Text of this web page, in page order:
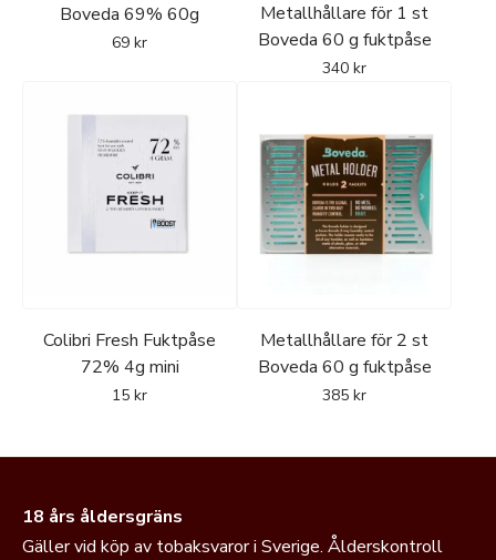
Boveda 69% 60g
69 kr
Metallhållare för 1 st
Boveda 60 g fuktpåse
340 kr
Colibri Fresh Fuktpåse
72% 4g mini
15 kr
Metallhållare för 2 st
Boveda 60 g fuktpåse
385 kr
18 års åldersgräns
Gäller vid köp av tobaksvaror i Sverige. Ålderskontroll